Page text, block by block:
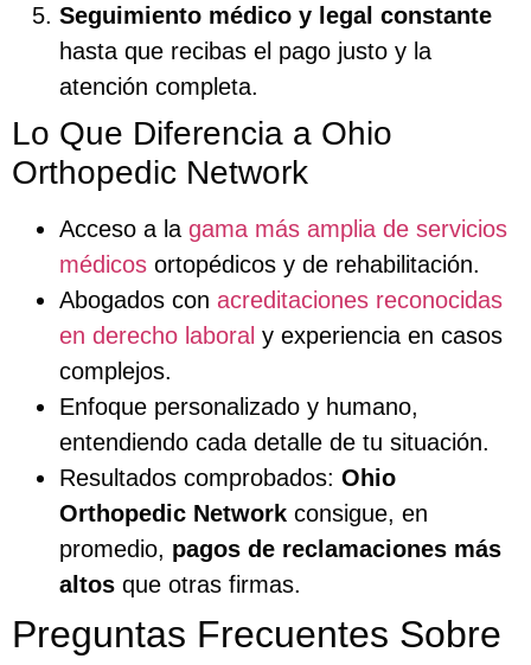
Seguimiento médico y legal constante
hasta que recibas el pago justo y la
atención completa.
Lo Que Diferencia a Ohio
Orthopedic Network
Acceso a la gama más amplia de servicios
médicos ortopédicos y de rehabilitación.
Abogados con acreditaciones reconocidas
en derecho laboral y experiencia en casos
complejos.
Enfoque personalizado y humano,
entendiendo cada detalle de tu situación.
Resultados comprobados: Ohio
Orthopedic Network consigue, en
promedio, pagos de reclamaciones más
altos que otras firmas.
Preguntas Frecuentes Sobre